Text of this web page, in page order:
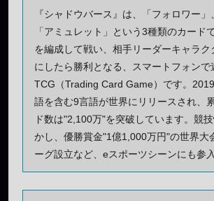
『シャドウバース』は、「フォロワー」
「アミュレット」という3種類のカード
を編成して戦い、相手リーダーキャラク
にしたら勝利となる、スマートフォンで
TCG（Trading Card Game）です。
語を含む9言語が世界にリリースされ、
ド数は"2,100万"を突破しています。競
かし、優勝賞金"1億1,000万円"の世界大
ーグ設立など、eスポーツシーンにも参